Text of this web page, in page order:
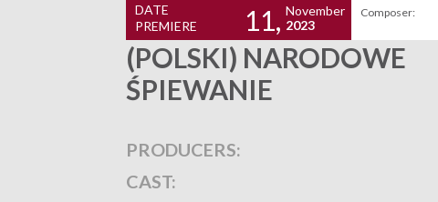
DATE
PREMIERE
11, November
2023
Composer:
(POLSKI) NARODOWE
ŚPIEWANIE
PRODUCERS:
CAST: